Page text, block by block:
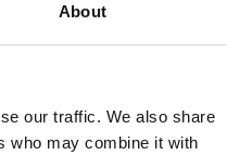
About
our traffic. We also share
who may combine it with